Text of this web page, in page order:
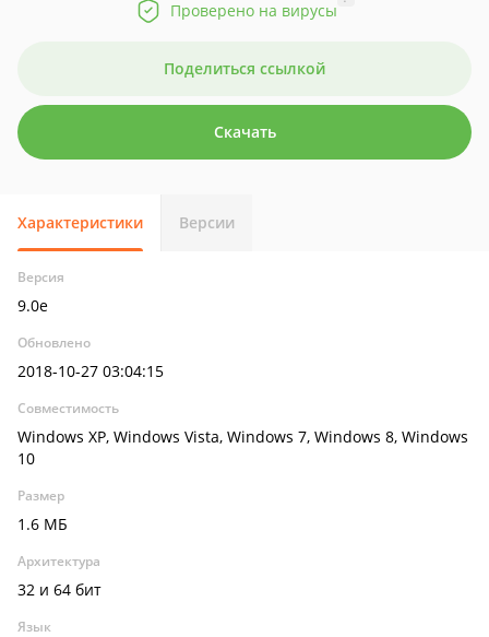
Проверено на вирусы
Поделиться ссылкой
Скачать
Характеристики Версии
Версия
9.0e
Обновлено
2018-10-27 03:04:15
Совместимость
Windows XP, Windows Vista, Windows 7, Windows 8, Windows
10
Размер
1.6 МБ
Архитектура
32 и 64 бит
Язык